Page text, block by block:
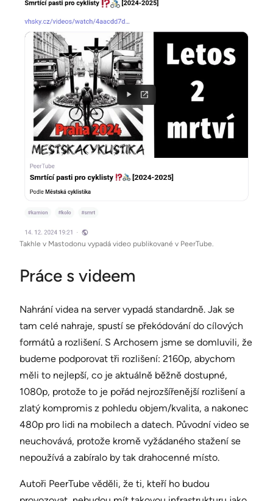
Takhle v Mastodonu vypadá video publikované v PeerTube.
Práce s videem
Nahrání videa na server vypadá standardně. Jak se
tam celé nahraje, spustí se překódování do cílových
formátů a rozlišení. S Archosem jsme se domluvili, že
budeme podporovat tři rozlišení: 2160p, abychom
měli to nejlepší, co je aktuálně běžně dostupné,
1080p, protože to je pořád nejrozšířenější rozlišení a
zlatý kompromis z pohledu objem/kvalita, a nakonec
480p pro lidi na mobilech a datech. Původní video se
neuchovává, protože kromě vyžádaného stažení se
nepoužívá a zabíralo by tak drahocenné místo.
Autoři PeerTube věděli, že ti, kteří ho budou